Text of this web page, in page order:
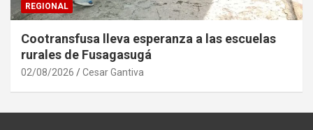
REGIONAL
Cootransfusa lleva esperanza a las escuelas
rurales de Fusagasugá
02/08/2026 Cesar Gantiva